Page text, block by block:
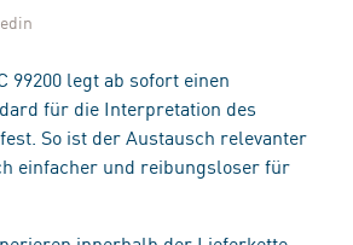
99200 legt ab sofort einen
für die Interpretation des
So ist der Austausch relevanter
einfacher und reibungsloser für